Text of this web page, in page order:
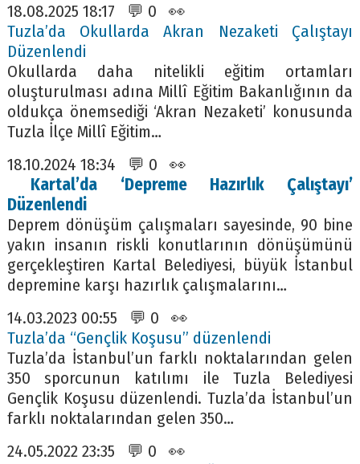
18.08.2025 18:17 💬 0 👀
Tuzla’da Okullarda Akran Nezaketi Çalıştayı
Düzenlendi
Okullarda daha nitelikli eğitim ortamları
oluşturulması adına Millî Eğitim Bakanlığının da
oldukça önemsediği ‘Akran Nezaketi’ konusunda
Tuzla İlçe Millî Eğitim…
18.10.2024 18:34 💬 0 👀
Kartal’da ‘Depreme Hazırlık Çalıştayı’
Düzenlendi
Deprem dönüşüm çalışmaları sayesinde, 90 bine
yakın insanın riskli konutlarının dönüşümünü
gerçekleştiren Kartal Belediyesi, büyük İstanbul
depremine karşı hazırlık çalışmalarını…
14.03.2023 00:55 💬 0 👀
Tuzla’da “Gençlik Koşusu” düzenlendi
Tuzla’da İstanbul’un farklı noktalarından gelen
350 sporcunun katılımı ile Tuzla Belediyesi
Gençlik Koşusu düzenlendi. Tuzla’da İstanbul’un
farklı noktalarından gelen 350…
24.05.2022 23:35 💬 0 👀